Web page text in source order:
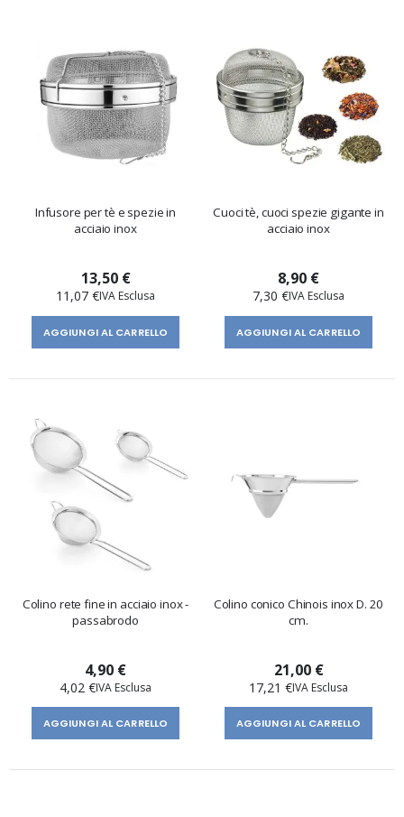
Infusore per tè e spezie in
acciaio inox
13,50 €
11,07 €
AGGIUNGI AL CARRELLO
Cuoci tè, cuoci spezie gigante in
acciaio inox
8,90 €
7,30 €
AGGIUNGI AL CARRELLO
Colino rete fine in acciaio inox -
passabrodo
4,90 €
4,02 €
AGGIUNGI AL CARRELLO
Colino conico Chinois inox D. 20
cm.
21,00 €
17,21 €
AGGIUNGI AL CARRELLO